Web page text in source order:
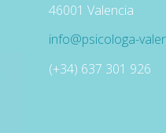
46001 Valencia
info@psicologa-
(+34) 637 301 926